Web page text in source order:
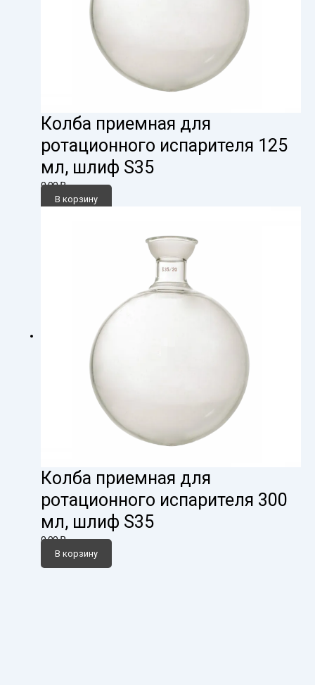
Колба приемная для
ротационного испарителя 125
мл, шлиф S35
0,00₽
В корзину
Колба приемная для
ротационного испарителя 300
мл, шлиф S35
0,00₽
В корзину